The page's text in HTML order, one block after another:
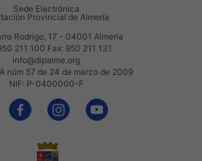
Sede Electrónica
Provincial de Almería
Rodrigo, 17 - 04001 Almería
211 100 Fax: 950 211 131
info@dipalme.org
núm 57 de 24 de marzo de 2009
NIF: P-0400000-F